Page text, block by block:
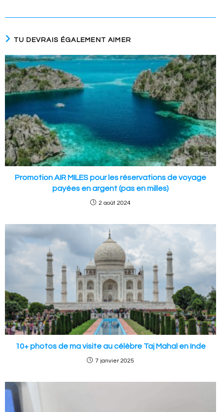
TU DEVRAIS ÉGALEMENT AIMER
Promotion AIR MILES pour les réservations de voyage
payées en argent (pas en milles)
2 août 2024
10+ photos de ma visite au célèbre Taj Mahal en Inde
7 janvier 2025